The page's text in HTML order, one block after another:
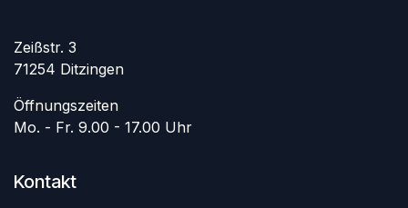
Zeißstr. 3
71254 Ditzingen
Öffnungszeiten
Mo. - Fr. 9.00 - 17.00 Uhr
Kontakt